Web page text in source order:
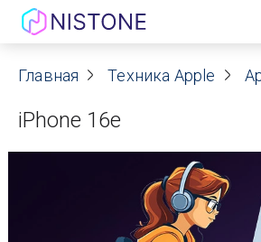
Акции
О нас
Договор оферты
Главная Техника Apple
iPhone 16e